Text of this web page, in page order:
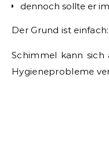
dennoch sollte er
Der Grund ist einfach:
Schimmel kann sich
Hygieneprobleme